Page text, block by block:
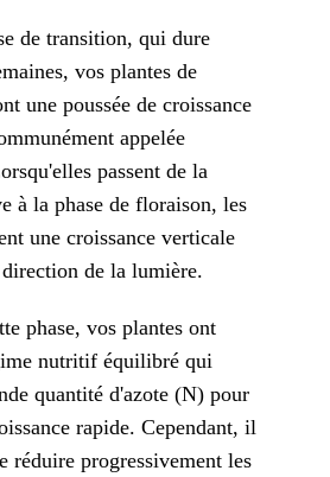
de transition, qui dure
vos plantes de
une poussée de croissance
appelée
passent de la
à la phase de floraison, les
une croissance verticale
de la lumière.
phase, vos plantes ont
nutritif équilibré qui
quantité d'azote (N) pour
rapide. Cependant, il
réduire progressivement les